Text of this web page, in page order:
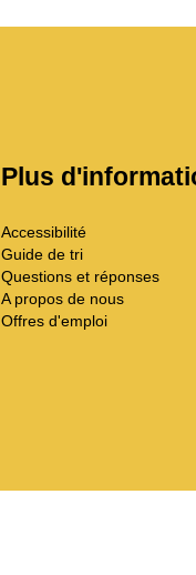
Plus
Accessibilité
Guide de tri
Questions et réponses
A propos de nous
Offres d'emploi